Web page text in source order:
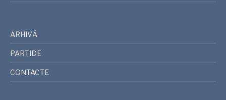
ARHIVĂ
PARTIDE
CONTACTE